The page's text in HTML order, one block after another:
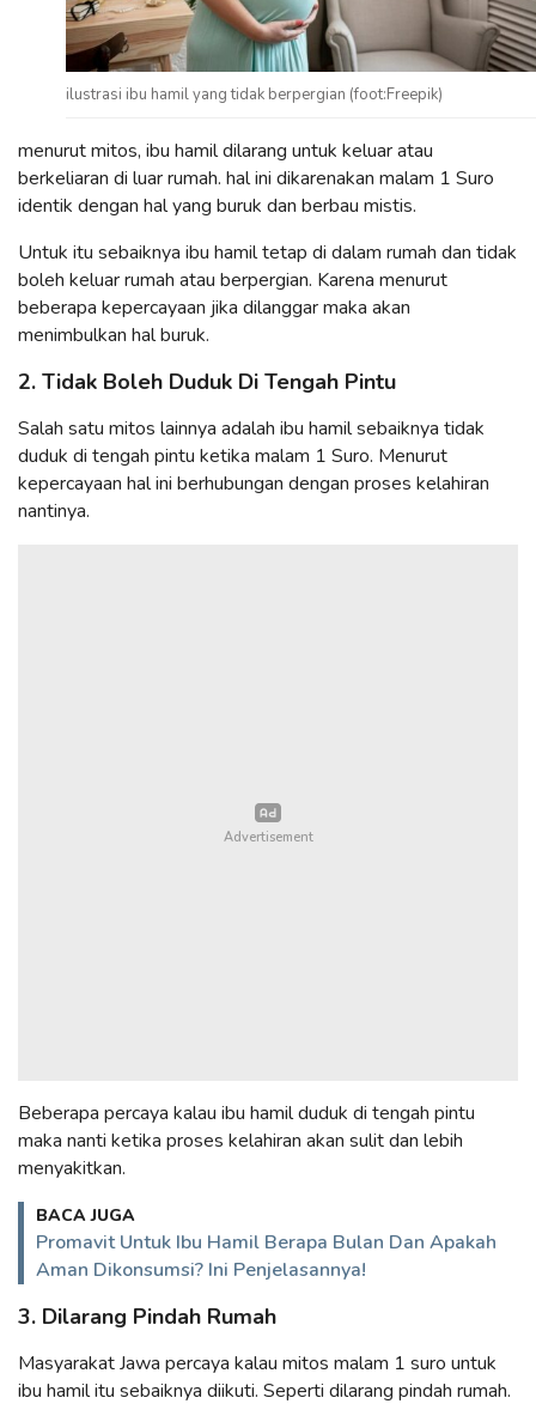
ilustrasi ibu hamil yang tidak berpergian (foot:Freepik)
menurut mitos, ibu hamil dilarang untuk keluar atau
berkeliaran di luar rumah. hal ini dikarenakan malam 1 Suro
identik dengan hal yang buruk dan berbau mistis.
Untuk itu sebaiknya ibu hamil tetap di dalam rumah dan tidak
boleh keluar rumah atau berpergian. Karena menurut
beberapa kepercayaan jika dilanggar maka akan
menimbulkan hal buruk.
2. Tidak Boleh Duduk Di Tengah Pintu
Salah satu mitos lainnya adalah ibu hamil sebaiknya tidak
duduk di tengah pintu ketika malam 1 Suro. Menurut
kepercayaan hal ini berhubungan dengan proses kelahiran
nantinya.
Beberapa percaya kalau ibu hamil duduk di tengah pintu
maka nanti ketika proses kelahiran akan sulit dan lebih
menyakitkan.
BACA JUGA
Promavit Untuk Ibu Hamil Berapa Bulan Dan Apakah
Aman Dikonsumsi? Ini Penjelasannya!
3. Dilarang Pindah Rumah
Masyarakat Jawa percaya kalau mitos malam 1 suro untuk
ibu hamil itu sebaiknya diikuti. Seperti dilarang pindah rumah.